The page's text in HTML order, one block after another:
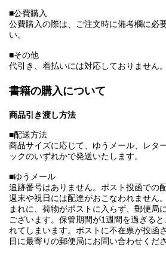
■公費購入
公費購入の際は、ご注文時に備考欄に必
い。
■その他
代引き、着払いには対応しておりません。
書籍の購入について
商品引き渡し方法
■配送方法
商品サイズに応じて、ゆうメール、レタ
ックのいずれかで発送いたします。
■ゆうメール
追跡番号はありません。ポスト投函での配
週末や祝日には配達がおこなわれません。
まれに、荷物がポストに入らず、郵便局
ございます。保管期間が1週間を過ぎる
れてしまいます。ポストに不在票が投函
目に最寄りの郵便局にお問い合わせくださ